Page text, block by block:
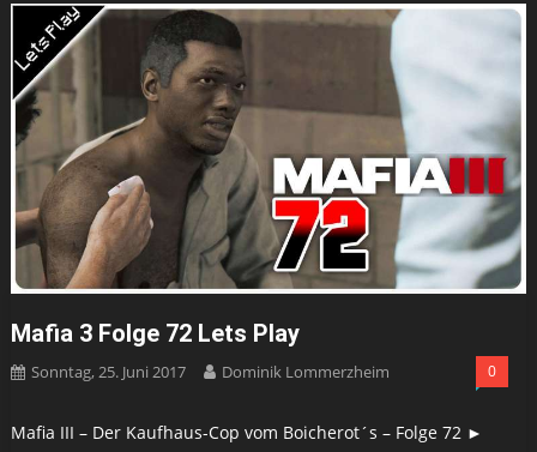
Mafia 3 Folge 72 Lets Play
Sonntag, 25. Juni 2017 Dominik Lommerzheim 0
Mafia III – Der Kaufhaus-Cop vom Boicherot´s – Folge 72 ►